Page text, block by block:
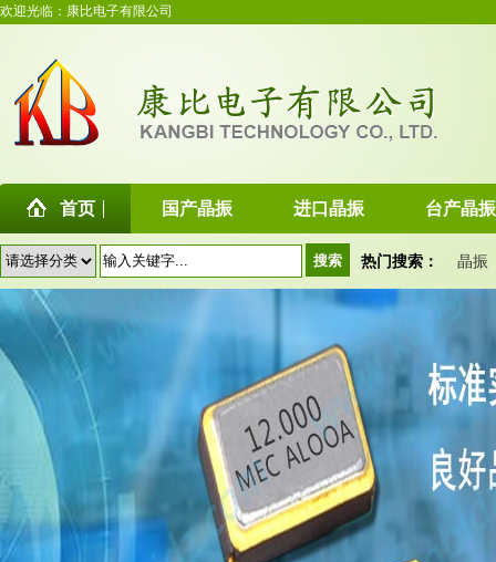
欢迎光临：康比电子有限公司
首页 国产晶振 进口晶振 台产晶振
热门搜索： 晶振